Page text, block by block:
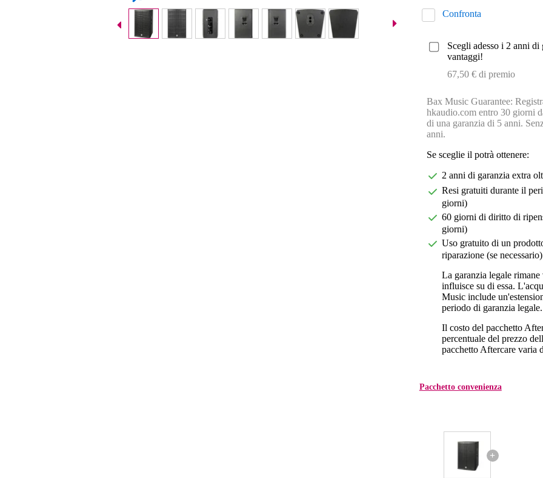
Confronta
Scegli adesso i 2 anni
vantaggi!
67,50 € di premio
Bax Music Guarantee:
hkaudio.com entro 30 giorni
di una garanzia di 5 anni.
anni.
Se sceglie il potrà ottenere:
2 anni di garanzia extra
Resi gratuiti durante il
giorni)
60 giorni di diritto di
giorni)
Uso gratuito di un
riparazione (se necessario)
La garanzia legale
influisce su di essa.
Music include
periodo di garanzia legale.
Il costo del pacchetto
percentuale del prezzo
pacchetto Aftercare varia
Pacchetto convenienza
+